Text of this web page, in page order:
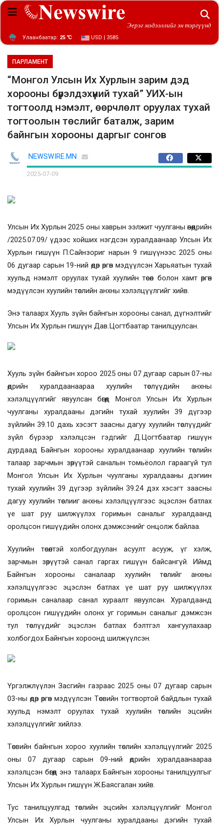
Эерэг мэдээллийг эн тэргүүнд
Улаанбаатар: 25 ℃ USD | 3585
ПАРЛАМЕНТ
“Монгол Улсын Их Хурлын зарим дэд
хорооны бүрэлдэхүүний тухай” УИХ-ын
тогтоолд нэмэлт, өөрчлөлт оруулах тухай
тогтоолын төслийг баталж, зарим
байнгын хорооны даргыг сонгов
NEWSWIRE.MN
2025-07-09
Улсын Их Хурлын 2025 оны хаврын ээлжит чуулганы өнөөдрийн
/2025.07.09/ үдээс хойших нэгдсэн хуралдаанаар Улсын Их
Хурлын гишүүн П.Сайнзориг нарын 9 гишүүнээс 2025 оны
06 дугаар сарын 19-ний өдөр өргөн мэдүүлсэн Харьяатын тухай
хуульд нэмэлт оруулах тухай хуулийн төсөл болон хамт өргөн
мэдүүлсэн хуулийн төслийн анхны хэлэлцүүлгийг хийв.
Энэ талаарх Хууль зүйн байнгын хорооны санал, дүгнэлтийг
Улсын Их Хурлын гишүүн Дав.Цогтбаатар танилцуулсан.
Хууль зүйн байнгын хороо 2025 оны 07 дугаар сарын 07-ны
өдрийн хуралдаанаараа хуулийн төслүүдийн анхны
хэлэлцүүлгийг явуулсан бөгөөд Монгол Улсын Их Хурлын
чуулганы хуралдааны дэгийн тухай хуулийн 39 дүгээр
зүйлийн 39.10 дахь хэсэгт заасны дагуу хуулийн төслүүдийг
зүйл бүрээр хэлэлцсэн гэдгийг Д.Цогтбаатар гишүүн
дурдаад Байнгын хорооны хуралдаанаар хуулийн төслийн
талаар зарчмын зөрүүтэй саналын томьёолол гараагүй тул
Монгол Улсын Их Хурлын чуулганы хуралдааны дэгиин
тухай хуулийн 39 дүгээр зүйлийн 39.24 дэх хэсэгт заасны
дагуу хуулийн төслииг анхны хэлэлцүүлгээс эцэслэн батлах
үе шат руу шилжүүлэх горимын саналыг хуралдаанд
оролцсон гишүүдийн олонх дэмжсэнийг онцолж байлаа.
Хуулийн төсөлтэй холбогдуулан асуулт асууж, үг хэлж,
зарчмын зөрүүтэй санал гаргах гишүүн байсангүй. Иймд
Байнгын хорооны саналаар хуулийн төслийг анхны
хэлэлцүүлгээс эцэслэн батлах үе шат руу шилжүүлэх
горимын саналаар санал хураалт явуулсан. Хуралдаанд
оролцсон гишүүдийн олонх уг горимын саналыг дэмжсэн
тул төслүүдийг эцэслэн батлах бэлтгэл хангуулахаар
холбогдох Байнгын хороонд шилжүүлсэн.
Үргэлжлүүлэн Засгийн газраас 2025 оны 07 дугаар сарын
03-ны өдөр өргөн мэдүүлсэн Төсвийн тогтвортой байдлын тухай
хуульд нэмэлт оруулах тухай хуулийн төслийн эцсийн
хэлэлцүүлгийг хийлээ.
Төсвийн байнгын хороо хуулийн төслийн хэлэлцүүлгийг 2025
оны 07 дугаар сарын 09-ний өдрийн хуралдаанаараа
хэлэлцсэн бөгөөд энэ талаарх Байнгын хорооны танилцуулгыг
Улсын Их Хурлын гишүүн Ж.Баясгалан хийв.
Тус танилцуулгад төслийн эцсийн хэлэлцүүлгийг Монгол
Улсын Их Хурлын чуулганы хуралдааны дэгийн тухай